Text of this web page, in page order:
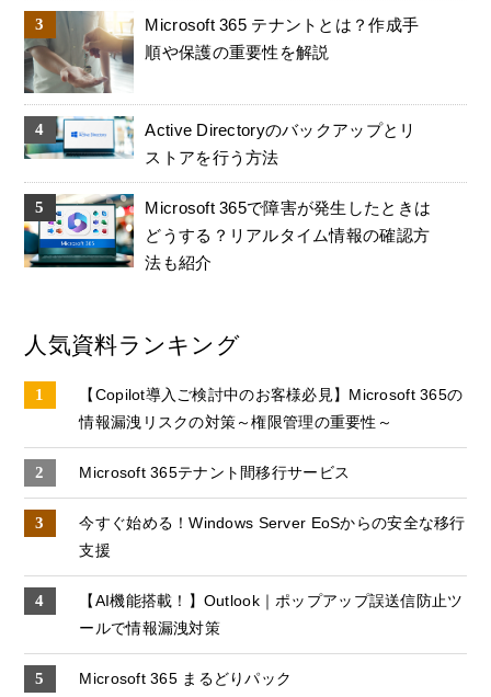
Microsoft 365 テナントとは？作成手
順や保護の重要性を解説
Active Directoryのバックアップとリ
ストアを行う方法
Microsoft 365で障害が発生したときは
どうする？リアルタイム情報の確認方
法も紹介
人気資料ランキング
【Copilot導入ご検討中のお客様必見】Microsoft 365の
情報漏洩リスクの対策～権限管理の重要性～
Microsoft 365テナント間移行サービス
今すぐ始める！Windows Server EoSからの安全な移行
支援
【AI機能搭載！】Outlook｜ポップアップ誤送信防止ツ
ールで情報漏洩対策
Microsoft 365 まるどりパック